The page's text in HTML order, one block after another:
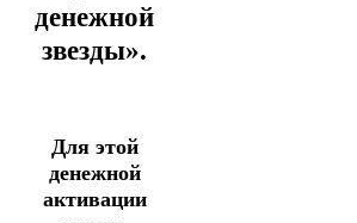
денежной
звезды».
Для этой
денежной
активации